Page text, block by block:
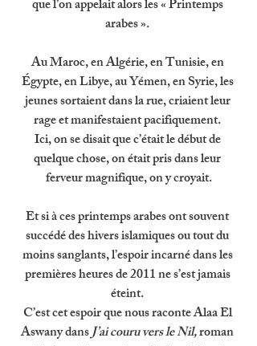
que l’on appelait alors les « Printemps
arabes ».
Au Maroc, en Algérie, en Tunisie, en
Égypte, en Libye, au Yémen, en Syrie, les
jeunes sortaient dans la rue, criaient leur
rage et manifestaient pacifiquement.
Ici, on se disait que c’était le début de
quelque chose, on était pris dans leur
ferveur magnifique, on y croyait.
Et si à ces printemps arabes ont souvent
succédé des hivers islamiques ou tout du
moins sanglants, l’espoir incarné dans les
premières heures de 2011 ne s’est jamais
éteint.
C’est cet espoir que nous raconte Alaa El
Aswany dans J’ai couru vers le Nil, roman